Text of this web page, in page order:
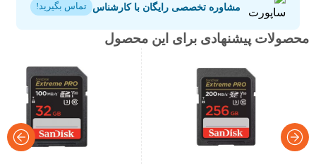
مشاوره تخصصی رایگان با کارشناس تماس بگیرید!
محصولات پیشنهادی برای این محصول